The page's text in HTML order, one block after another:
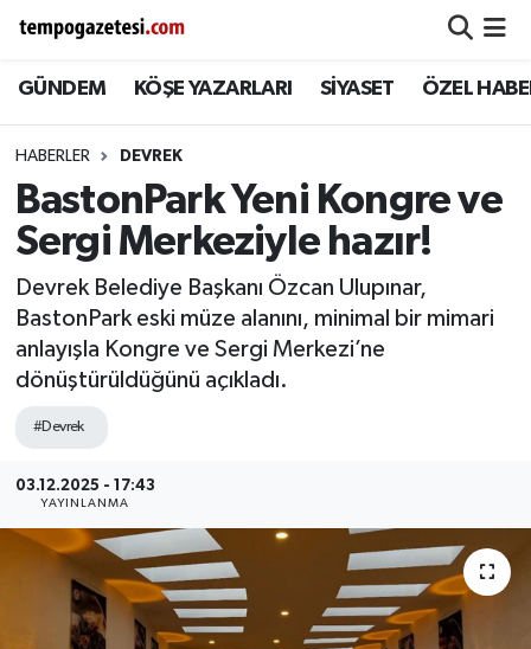
GÜNDEM KÖŞE YAZARLARI SİYASET ÖZEL
HABERLER DEVREK
BastonPark Yeni Kongre ve
Sergi Merkeziyle hazır!
Devrek Belediye Başkanı Özcan Ulupınar,
BastonPark eski müze alanını, minimal bir mimari
anlayışla Kongre ve Sergi Merkezi’ne
dönüştürüldüğünü açıkladı.
#Devrek
03.12.2025 - 17:43
YAYINLANMA
Alaplı
Çaycuma
Devrek
Gökçebey
GÜNDEM
Kozlu
Siyaset
SPOR
Zonguldak Nöbetçi Eczaneler
Zonguldak Hava Durumu
Zonguldak Namaz Vakitleri
Zonguldak Trafik Yoğunluk Haritası
Süper Lig Puan Durumu ve Fikstür
Tüm Manşetler
Haber Arşivi